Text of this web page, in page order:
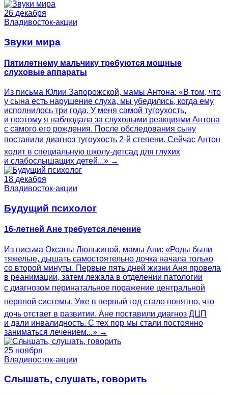
26 декабря
Владивосток-акции
Звуки мира
Пятилетнему мальчику требуются мощные
слуховые аппараты
Из письма Юлии Запорожской, мамы Антона: «В том, что
у сына есть нарушение слуха, мы убедились, когда ему
исполнилось три года. У меня самой тугоухость,
и поэтому я наблюдала за слуховыми реакциями Антона
с самого его рождения. После обследования сыну
поставили диагноз тугоухость 2-й степени. Сейчас Антон
ходит в специальную школу-детсад для глухих
и слабослышащих детей...» →
18 декабря
Владивосток-акции
Будущий психолог
16-летней Ане требуется лечение
Из письма Оксаны Люлькиной, мамы Ани: «Роды были
тяжелые, дышать самостоятельно дочка начала только
со второй минуты. Первые пять дней жизни Аня провела
в реанимации, затем лежала в отделении патологии
с диагнозом перинатальное поражение центральной
нервной системы. Уже в первый год стало понятно, что
дочь отстает в развитии. Ане поставили диагноз ДЦП
и дали инвалидность. С тех пор мы стали постоянно
заниматься лечением...» →
25 ноября
Владивосток-акции
Слышать, слушать, говорить